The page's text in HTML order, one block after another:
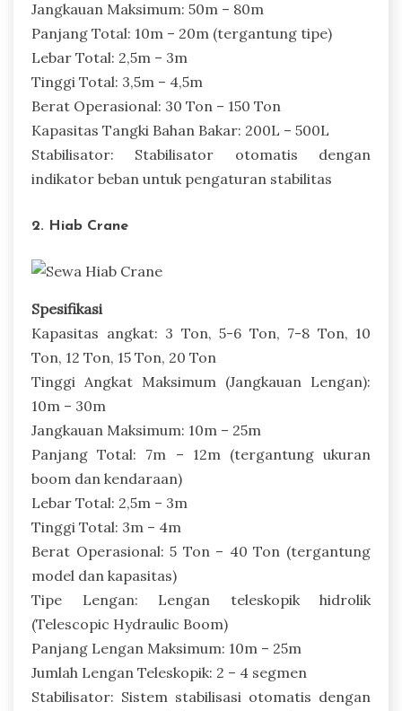
Jangkauan Maksimum: 50m – 80m
Panjang Total: 10m – 20m (tergantung tipe)
Lebar Total: 2,5m – 3m
Tinggi Total: 3,5m – 4,5m
Berat Operasional: 30 Ton – 150 Ton
Kapasitas Tangki Bahan Bakar: 200L – 500L
Stabilisator: Stabilisator otomatis dengan
indikator beban untuk pengaturan stabilitas
2. Hiab Crane
Spesifikasi
Kapasitas angkat: 3 Ton, 5-6 Ton, 7-8 Ton, 10
Ton, 12 Ton, 15 Ton, 20 Ton
Tinggi Angkat Maksimum (Jangkauan Lengan):
10m – 30m
Jangkauan Maksimum: 10m – 25m
Panjang Total: 7m – 12m (tergantung ukuran
boom dan kendaraan)
Lebar Total: 2,5m – 3m
Tinggi Total: 3m – 4m
Berat Operasional: 5 Ton – 40 Ton (tergantung
model dan kapasitas)
Tipe Lengan: Lengan teleskopik hidrolik
(Telescopic Hydraulic Boom)
Panjang Lengan Maksimum: 10m – 25m
Jumlah Lengan Teleskopik: 2 – 4 segmen
Stabilisator: Sistem stabilisasi otomatis dengan